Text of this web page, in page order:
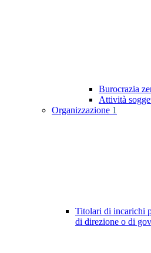
Burocrazia
Attività
Organizzazione 1
Titolari di incarichi
di direzione o di